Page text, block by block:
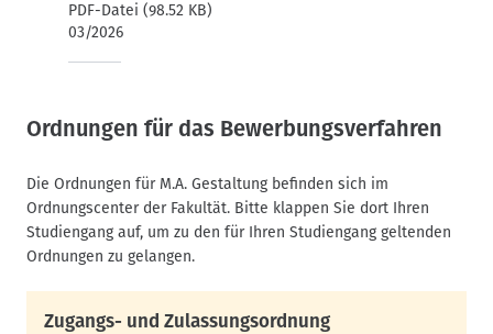
PDF-Datei (98.52 KB)
03/2026
Ordnungen für das Bewerbungsverfahren
Die Ordnungen für M.A. Gestaltung befinden sich im
Ordnungscenter der Fakultät. Bitte klappen Sie dort Ihren
Studiengang auf, um zu den für Ihren Studiengang geltenden
Ordnungen zu gelangen.
Zugangs- und Zulassungsordnung